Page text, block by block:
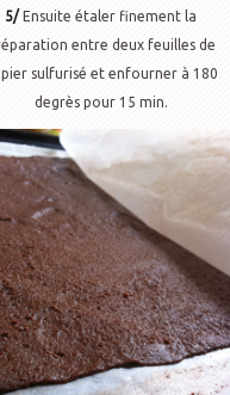
5/ Ensuite étaler finement la
entre deux feuilles de
sulfurisé et enfourner à 180
degrès pour 15 min.